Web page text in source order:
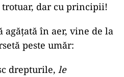
trotuar, dar cu principii!
agățată în aer, vine de la
peste umăr:
drepturile, le